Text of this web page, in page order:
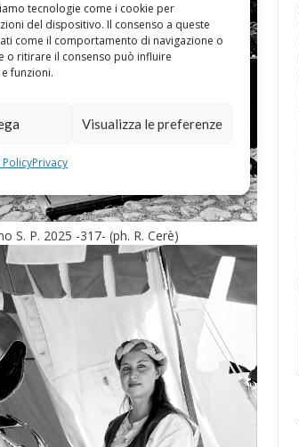
tecnologie come i cookie per
del dispositivo. Il consenso a queste
come il comportamento di navigazione o
o ritirare il consenso può influire
funzioni.
Visualizza le preferenze
Privacy
S. P. 2025 -317- (ph. R. Cerè)